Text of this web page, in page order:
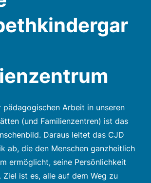
pädagogischen Arbeit in unseren
(und Familienzentren) ist das
Daraus leitet das CJD
ab, die den Menschen ganzheitlich
ermöglicht, seine Persönlichkeit
Ziel ist es, alle auf dem Weg zu